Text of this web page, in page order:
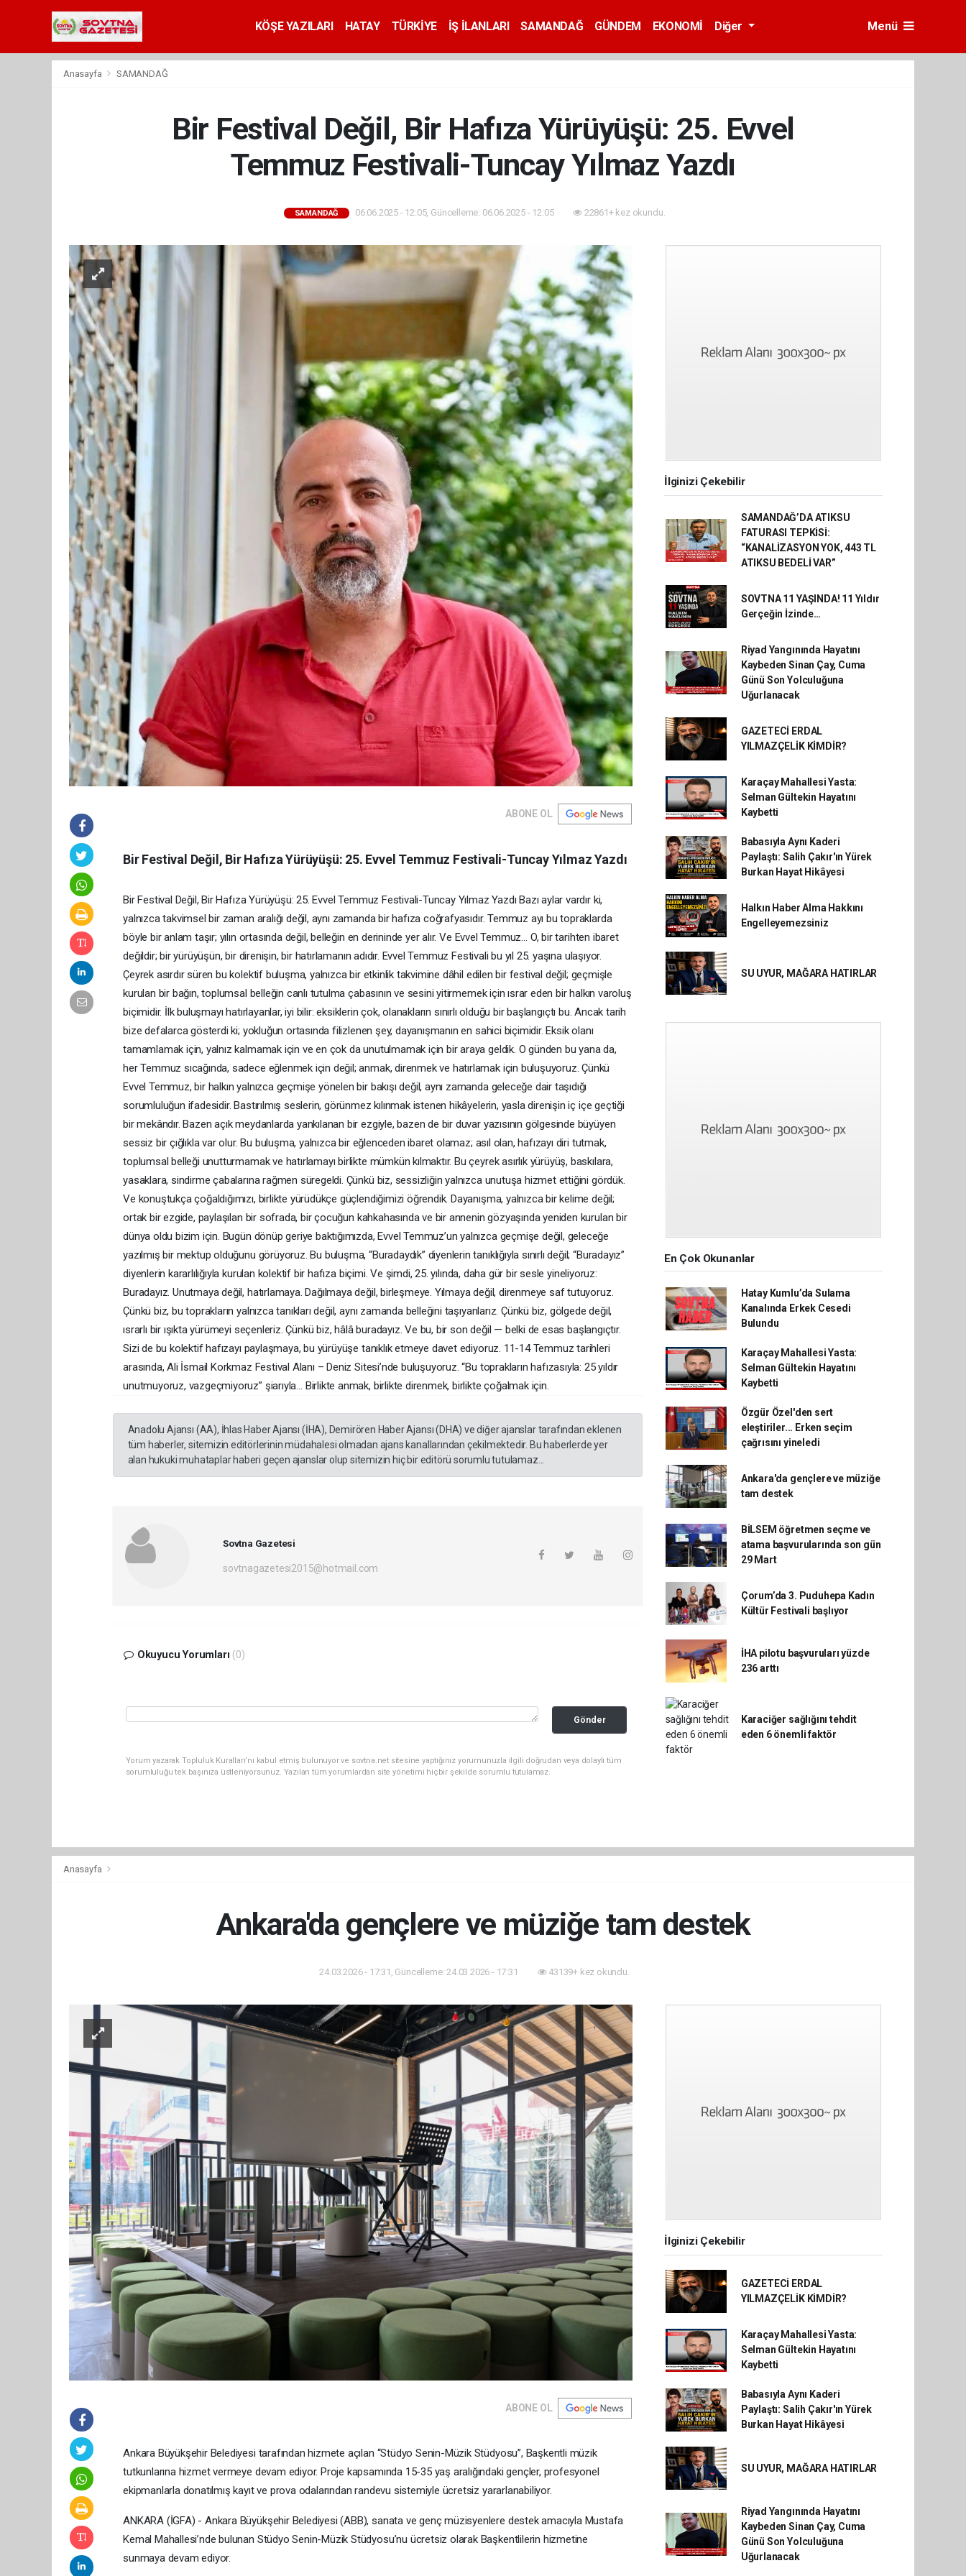
KÖŞE YAZILARI HATAY TÜRKİYE İŞ İLANLARI SAMANDAĞ GÜNDEM EKONOMİ Diğer Menü
Anasayfa SAMANDAĞ
Bir Festival Değil, Bir Hafıza Yürüyüşü: 25. Evvel
Temmuz Festivali-Tuncay Yılmaz Yazdı
SAMANDAĞ 06.06.2025 - 12:05, Güncelleme: 06.06.2025 - 12:05 22861+ kez okundu.
ABONE OL
Bir Festival Değil, Bir Hafıza Yürüyüşü: 25. Evvel Temmuz Festivali-Tuncay Yılmaz Yazdı
Bir Festival Değil, Bir Hafıza Yürüyüşü: 25. Evvel Temmuz Festivali-Tuncay Yılmaz Yazdı Bazı aylar vardır ki,
yalnızca takvimsel bir zaman aralığı değil, aynı zamanda bir hafıza coğrafyasıdır. Temmuz ayı bu topraklarda
böyle bir anlam taşır; yılın ortasında değil, belleğin en derininde yer alır. Ve Evvel Temmuz… O, bir tarihten ibaret
değildir; bir yürüyüşün, bir direnişin, bir hatırlamanın adıdır. Evvel Temmuz Festivali bu yıl 25. yaşına ulaşıyor.
Çeyrek asırdır süren bu kolektif buluşma, yalnızca bir etkinlik takvimine dâhil edilen bir festival değil; geçmişle
kurulan bir bağın, toplumsal belleğin canlı tutulma çabasının ve sesini yitirmemek için ısrar eden bir halkın varoluş
biçimidir. İlk buluşmayı hatırlayanlar, iyi bilir: eksiklerin çok, olanakların sınırlı olduğu bir başlangıçtı bu. Ancak tarih
bize defalarca gösterdi ki; yokluğun ortasında filizlenen şey, dayanışmanın en sahici biçimidir. Eksik olanı
tamamlamak için, yalnız kalmamak için ve en çok da unutulmamak için bir araya geldik. O günden bu yana da,
her Temmuz sıcağında, sadece eğlenmek için değil; anmak, direnmek ve hatırlamak için buluşuyoruz. Çünkü
Evvel Temmuz, bir halkın yalnızca geçmişe yönelen bir bakışı değil, aynı zamanda geleceğe dair taşıdığı
sorumluluğun ifadesidir. Bastırılmış seslerin, görünmez kılınmak istenen hikâyelerin, yasla direnişin iç içe geçtiği
bir mekândır. Bazen açık meydanlarda yankılanan bir ezgiyle, bazen de bir duvar yazısının gölgesinde büyüyen
sessiz bir çığlıkla var olur. Bu buluşma, yalnızca bir eğlenceden ibaret olamaz; asıl olan, hafızayı diri tutmak,
toplumsal belleği unutturmamak ve hatırlamayı birlikte mümkün kılmaktır. Bu çeyrek asırlık yürüyüş, baskılara,
yasaklara, sindirme çabalarına rağmen süregeldi. Çünkü biz, sessizliğin yalnızca unutuşa hizmet ettiğini gördük.
Ve konuştukça çoğaldığımızı, birlikte yürüdükçe güçlendiğimizi öğrendik. Dayanışma, yalnızca bir kelime değil;
ortak bir ezgide, paylaşılan bir sofrada, bir çocuğun kahkahasında ve bir annenin gözyaşında yeniden kurulan bir
dünya oldu bizim için. Bugün dönüp geriye baktığımızda, Evvel Temmuz’un yalnızca geçmişe değil, geleceğe
yazılmış bir mektup olduğunu görüyoruz. Bu buluşma, “Buradaydık” diyenlerin tanıklığıyla sınırlı değil; “Buradayız”
diyenlerin kararlılığıyla kurulan kolektif bir hafıza biçimi. Ve şimdi, 25. yılında, daha gür bir sesle yineliyoruz:
Buradayız. Unutmaya değil, hatırlamaya. Dağılmaya değil, birleşmeye. Yılmaya değil, direnmeye saf tutuyoruz.
Çünkü biz, bu toprakların yalnızca tanıkları değil, aynı zamanda belleğini taşıyanlarız. Çünkü biz, gölgede değil,
ısrarlı bir ışıkta yürümeyi seçenleriz. Çünkü biz, hâlâ buradayız. Ve bu, bir son değil — belki de esas başlangıçtır.
Sizi de bu kolektif hafızayı paylaşmaya, bu yürüyüşe tanıklık etmeye davet ediyoruz. 11-14 Temmuz tarihleri
arasında, Ali İsmail Korkmaz Festival Alanı – Deniz Sitesi’nde buluşuyoruz. “Bu toprakların hafızasıyla: 25 yıldır
unutmuyoruz, vazgeçmiyoruz” şiarıyla… Birlikte anmak, birlikte direnmek, birlikte çoğalmak için.
Anadolu Ajansı (AA), İhlas Haber Ajansı (İHA), Demirören Haber Ajansı (DHA) ve diğer ajanslar tarafından eklenen
tüm haberler, sitemizin editörlerinin müdahalesi olmadan ajans kanallarından çekilmektedir. Bu haberlerde yer
alan hukuki muhataplar haberi geçen ajanslar olup sitemizin hiç bir editörü sorumlu tutulamaz...
Sovtna Gazetesi
sovtnagazetesi2015@hotmail.com
Okuyucu Yorumları (0)
Gönder
Yorum yazarak Topluluk Kuralları’nı kabul etmiş bulunuyor ve sovtna.net sitesine yaptığınız yorumunuzla ilgili doğrudan veya dolaylı tüm
sorumluluğu tek başınıza üstleniyorsunuz. Yazılan tüm yorumlardan site yönetimi hiçbir şekilde sorumlu tutulamaz.
İlginizi Çekebilir
SAMANDAĞ’DA ATIKSU
FATURASI TEPKİSİ:
“KANALİZASYON YOK, 443 TL
ATIKSU BEDELİ VAR”
SOVTNA 11 YAŞINDA! 11 Yıldır
Gerçeğin İzinde…
Riyad Yangınında Hayatını
Kaybeden Sinan Çay, Cuma
Günü Son Yolculuğuna
Uğurlanacak
GAZETECİ ERDAL
YILMAZÇELİK KİMDİR?
Karaçay Mahallesi Yasta:
Selman Gültekin Hayatını
Kaybetti
Babasıyla Aynı Kaderi
Paylaştı: Salih Çakır'ın Yürek
Burkan Hayat Hikâyesi
Halkın Haber Alma Hakkını
Engelleyemezsiniz
SU UYUR, MAĞARA HATIRLAR
En Çok Okunanlar
Hatay Kumlu’da Sulama
Kanalında Erkek Cesedi
Bulundu
Karaçay Mahallesi Yasta:
Selman Gültekin Hayatını
Kaybetti
Özgür Özel'den sert
eleştiriler... Erken seçim
çağrısını yineledi
Ankara'da gençlere ve müziğe
tam destek
BİLSEM öğretmen seçme ve
atama başvurularında son gün
29 Mart
Çorum’da 3. Puduhepa Kadın
Kültür Festivali başlıyor
İHA pilotu başvuruları yüzde
236 arttı
Karaciğer sağlığını tehdit
eden 6 önemli faktör
Anasayfa
Ankara'da gençlere ve müziğe tam destek
24.03.2026 - 17:31, Güncelleme: 24.03.2026 - 17:31 43139+ kez okundu.
ABONE OL
Ankara Büyükşehir Belediyesi tarafından hizmete açılan “Stüdyo Senin-Müzik Stüdyosu”, Başkentli müzik
tutkunlarına hizmet vermeye devam ediyor. Proje kapsamında 15-35 yaş aralığındaki gençler, profesyonel
ekipmanlarla donatılmış kayıt ve prova odalarından randevu sistemiyle ücretsiz yararlanabiliyor.
ANKARA (İGFA) - Ankara Büyükşehir Belediyesi (ABB), sanata ve genç müzisyenlere destek amacıyla Mustafa
Kemal Mahallesi’nde bulunan Stüdyo Senin-Müzik Stüdyosu’nu ücretsiz olarak Başkentlilerin hizmetine
sunmaya devam ediyor.
İlginizi Çekebilir
GAZETECİ ERDAL
YILMAZÇELİK KİMDİR?
Karaçay Mahallesi Yasta:
Selman Gültekin Hayatını
Kaybetti
Babasıyla Aynı Kaderi
Paylaştı: Salih Çakır'ın Yürek
Burkan Hayat Hikâyesi
SU UYUR, MAĞARA HATIRLAR
Riyad Yangınında Hayatını
Kaybeden Sinan Çay, Cuma
Günü Son Yolculuğuna
Uğurlanacak